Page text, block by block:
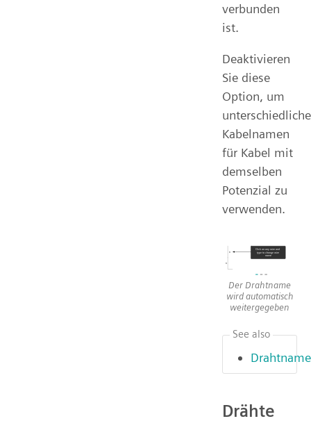
verbunden
ist.
Deaktivieren
Sie diese
Option, um
unterschiedliche
Kabelnamen
für Kabel mit
demselben
Potenzial zu
verwenden.
Der Drahtname
wird automatisch
weitergegeben
See also
Drähte